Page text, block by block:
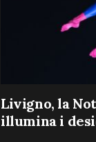
Livigno, la
illumina i